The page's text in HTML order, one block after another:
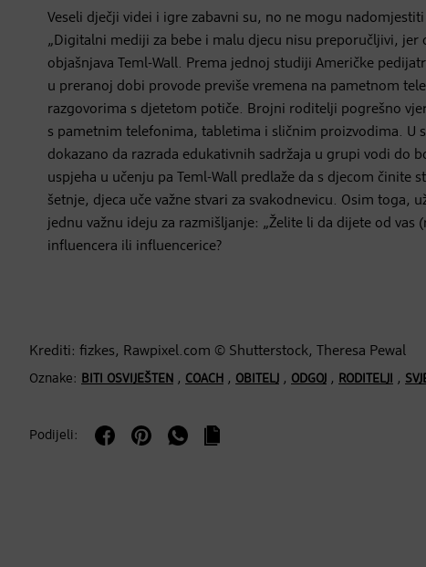
Veseli dječji videi i igre zabavni su, no ne mogu
„Digitalni mediji za bebe i malu djecu nisu preporučljivi,
objašnjava Teml-Wall. Prema jednoj studiji Američke
u preranoj dobi provode previše vremena na pametnom
razgovorima s djetetom potiče. Brojni roditelji pogrešno
s pametnim telefonima, tabletima i sličnim proizvodima. U
dokazano da razrada edukativnih sadržaja u grupi vodi do
uspjeha u učenju pa Teml-Wall predlaže da s djecom činite
šetnje, djeca uče važne stvari za svakodnevicu. Osim
jednu važnu ideju za razmišljanje: „Želite li da dijete od
influencera ili influencerice?
Krediti: fizkes, Rawpixel.com © Shutterstock, Theresa Pewal
Oznake: BITI OSVIJEŠTEN , COACH , OBITELJ , ODGOJ , RODITELJI ,
Podijeli: